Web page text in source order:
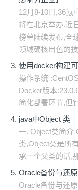
12月8-10日,36氪
将在北京举办.近
榜单陆续发布,全
领域硬核出色的
使用docker构建
操作系统
Docker版本
简化部署环节,但
java中Object 类
一. Object类简介
类,Object类是所
承一个父类的话,
Oracle备份与还原
Oracle备份与还